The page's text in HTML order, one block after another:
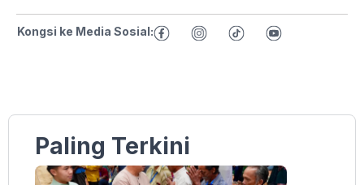
Kongsi ke Media Sosial:
Paling Terkini